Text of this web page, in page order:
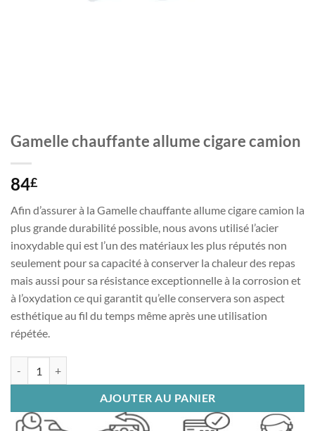
Gamelle chauffante allume cigare camion
84£
Afin d’assurer à la Gamelle chauffante allume cigare camion la
plus grande durabilité possible, nous avons utilisé l’acier
inoxydable qui est l’un des matériaux les plus réputés non
seulement pour sa capacité à conserver la chaleur des repas
mais aussi pour sa résistance exceptionnelle à la corrosion et
à l’oxydation ce qui garantit qu’elle conservera son aspect
esthétique au fil du temps même après une utilisation
répétée.
AJOUTER AU PANIER